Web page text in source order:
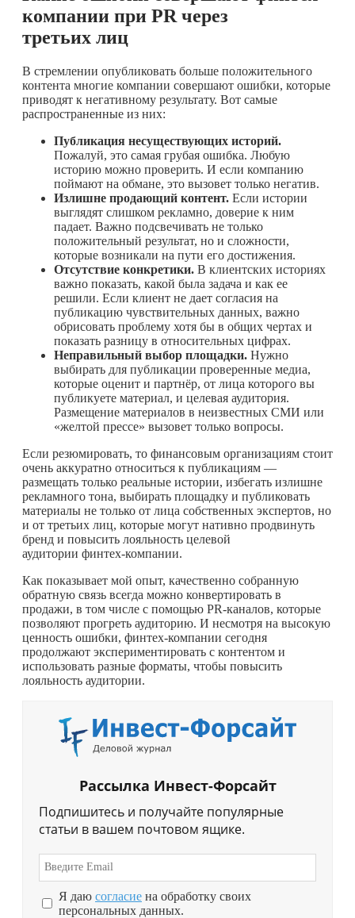
компании при PR через
третьих лиц
В стремлении опубликовать больше положительного
контента многие компании совершают ошибки, которые
приводят к негативному результату. Вот самые
распространенные из них:
Публикация несуществующих историй.
Пожалуй, это самая грубая ошибка. Любую
историю можно проверить. И если компанию
поймают на обмане, это вызовет только негатив.
Излишне продающий контент. Если истории
выглядят слишком рекламно, доверие к ним
падает. Важно подсвечивать не только
положительный результат, но и сложности,
которые возникали на пути его достижения.
Отсутствие конкретики. В клиентских историях
важно показать, какой была задача и как ее
решили. Если клиент не дает согласия на
публикацию чувствительных данных, важно
обрисовать проблему хотя бы в общих чертах и
показать разницу в относительных цифрах.
Неправильный выбор площадки. Нужно
выбирать для публикации проверенные медиа,
которые оценит и партнёр, от лица которого вы
публикуете материал, и целевая аудитория.
Размещение материалов в неизвестных СМИ или
«желтой прессе» вызовет только вопросы.
Если резюмировать, то финансовым организациям стоит
очень аккуратно относиться к публикациям —
размещать только реальные истории, избегать излишне
рекламного тона, выбирать площадку и публиковать
материалы не только от лица собственных экспертов, но
и от третьих лиц, которые могут нативно продвинуть
бренд и повысить лояльность целевой
аудитории финтех-компании.
Как показывает мой опыт, качественно собранную
обратную связь всегда можно конвертировать в
продажи, в том числе с помощью PR-каналов, которые
позволяют прогреть аудиторию. И несмотря на высокую
ценность ошибки, финтех-компании сегодня
продолжают экспериментировать с контентом и
использовать разные форматы, чтобы повысить
лояльность аудитории.
Рассылка Инвест-Форсайт
Подпишитесь и получайте популярные
статьи в вашем почтовом ящике.
Я даю согласие на обработку своих
персональных данных.